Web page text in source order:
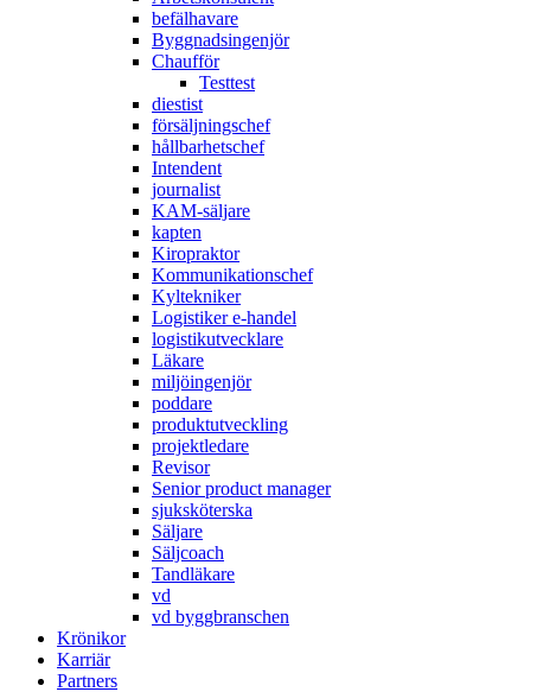
befälhavare
Byggnadsingenjör
Chaufför
Testtest
diestist
försäljningschef
hållbarhetschef
Intendent
journalist
KAM-säljare
kapten
Kiropraktor
Kommunikationschef
Kyltekniker
Logistiker e-handel
logistikutvecklare
Läkare
miljöingenjör
poddare
produktutveckling
projektledare
Revisor
Senior product manager
sjuksköterska
Säljare
Säljcoach
Tandläkare
vd
vd byggbranschen
Krönikor
Karriär
Partners